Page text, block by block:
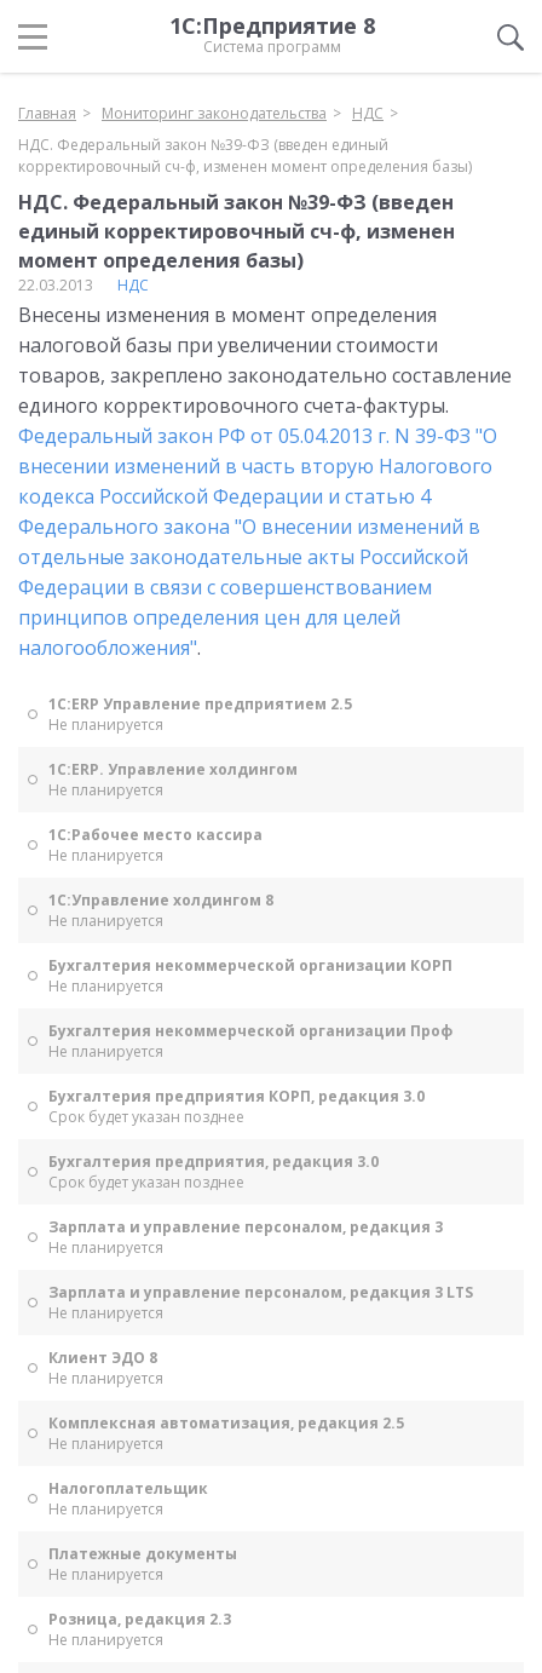
1С:Предприятие 8
Система программ
Главная Мониторинг законодательства
НДС
НДС. Федеральный закон №39-ФЗ (введен единый
корректировочный сч-ф, изменен момент определения базы)
НДС. Федеральный закон №39-ФЗ (введен
единый корректировочный сч-ф, изменен
момент определения базы)
22.03.2013 НДС
Внесены изменения в момент определения
налоговой базы при увеличении стоимости
товаров, закреплено законодательно составление
единого корректировочного счета-фактуры.
Федеральный закон РФ от 05.04.2013 г. N 39-ФЗ "О
внесении изменений в часть вторую Налогового
кодекса Российской Федерации и статью 4
Федерального закона "О внесении изменений в
отдельные законодательные акты Российской
Федерации в связи с совершенствованием
принципов определения цен для целей
налогообложения".
1С:ERP Управление предприятием 2.5
Не планируется
1С:ERP. Управление холдингом
Не планируется
1С:Рабочее место кассира
Не планируется
1С:Управление холдингом 8
Не планируется
Бухгалтерия некоммерческой организации КОРП
Не планируется
Бухгалтерия некоммерческой организации Проф
Не планируется
Бухгалтерия предприятия КОРП, редакция 3.0
Срок будет указан позднее
Бухгалтерия предприятия, редакция 3.0
Срок будет указан позднее
Зарплата и управление персоналом, редакция 3
Не планируется
Зарплата и управление персоналом, редакция 3 LTS
Не планируется
Клиент ЭДО 8
Не планируется
Комплексная автоматизация, редакция 2.5
Не планируется
Налогоплательщик
Не планируется
Платежные документы
Не планируется
Розница, редакция 2.3
Не планируется